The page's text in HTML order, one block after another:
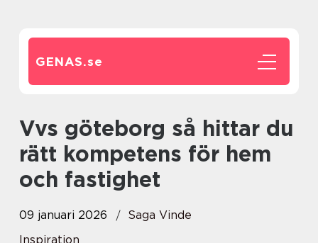
GENAS.se
Vvs göteborg så hittar du
rätt kompetens för hem
och fastighet
09 januari 2026
Saga Vinde
Inspiration